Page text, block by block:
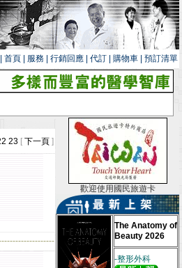
首頁 服務 行銷回應 代訂 購物車 預訂清單
23 [ 下一頁 ]
歡迎使用國民旅遊卡
The Anatomy of
Beauty 2026
-整形外科